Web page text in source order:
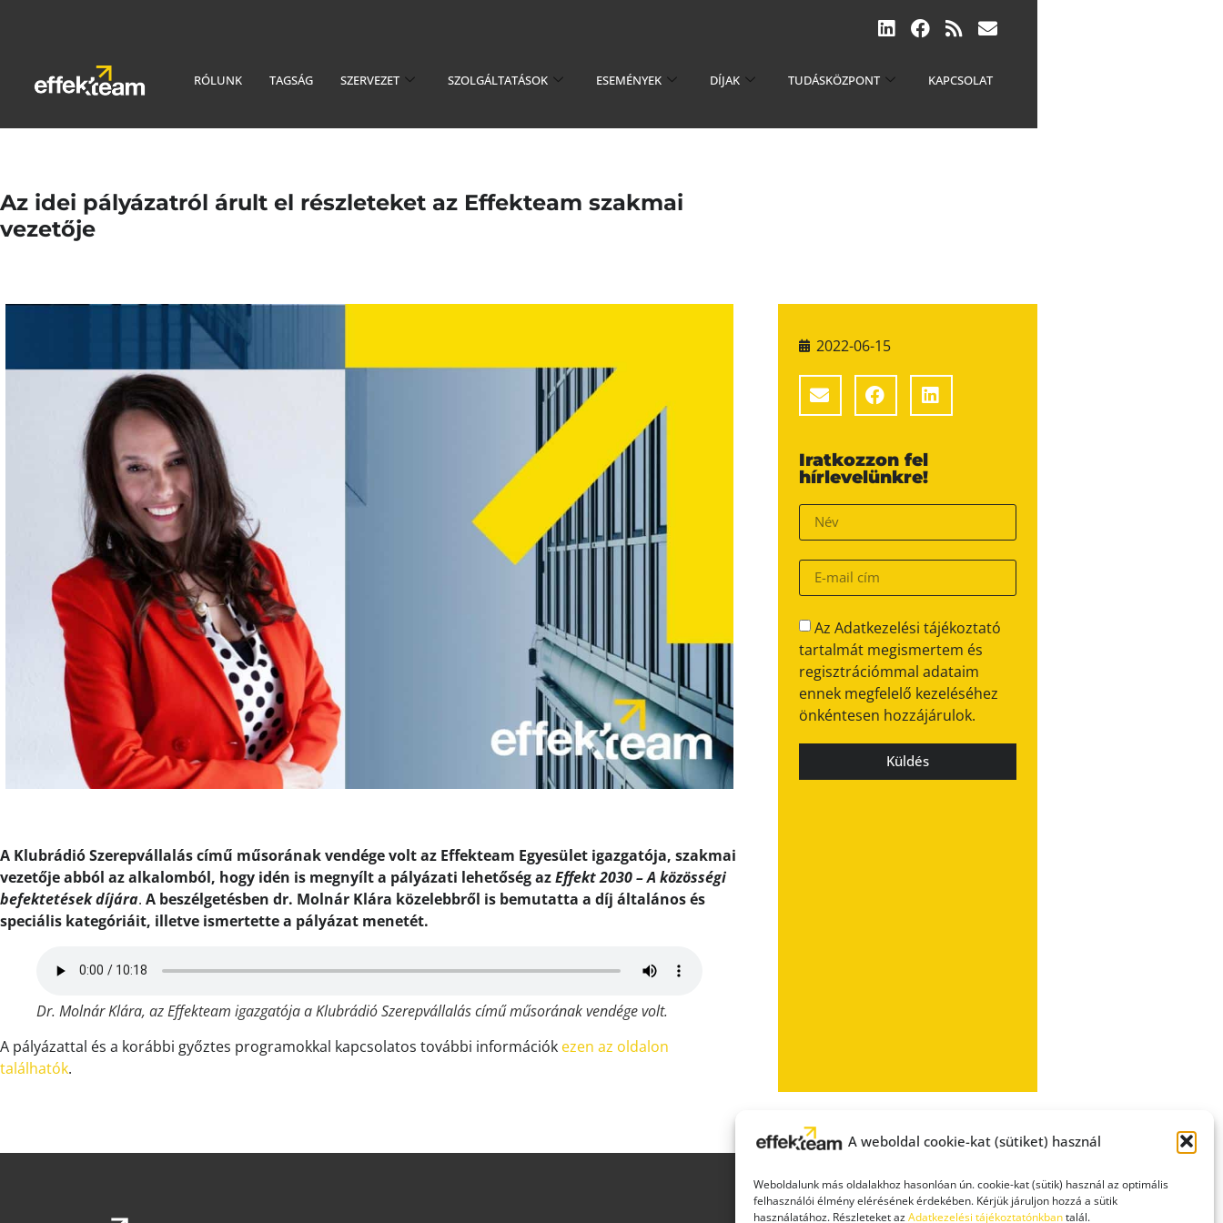
A weboldal cookie-kat (sütiket) használ
Weboldalunk más oldalakhoz hasonlóan ún. cookie-kat (sütik) használ az optimális
felhasználói élmény elérésének érdekében. Kérjük járuljon hozzá a sütik
használatához. Részleteket azAdatkezelési tájékoztatónkbantalál.
RÓLUNK TAGSÁG SZERVEZET SZOLGÁLTATÁSOK ESEMÉNYEK DÍJAK TUDÁSKÖZPONT KAPCSOLAT
Az idei pályázatról árult el részleteket az Effekteam szakmai
vezetője
A Klubrádió Szerepvállalás című műsorának vendége volt az Effekteam Egyesület igazgatója, szakmai
vezetője abból az alkalomból, hogy idén is megnyílt a pályázati lehetőség azEffekt 2030 – A közösségi
befektetések díjára. A beszélgetésben dr. Molnár Klára közelebbről is bemutatta a díj általános és
speciális kategóriáit, illetve ismertette a pályázat menetét.
Dr. Molnár Klára, az Effekteam igazgatója a Klubrádió Szerepvállalás című műsorának vendége volt.
A pályázattal és a korábbi győztes programokkal kapcsolatos további információk ezen az oldalon
találhatók.
2022-06-15
Iratkozzon fel
hírlevelünkre!
Az Adatkezelési tájékoztató
tartalmát megismertem és
regisztrációmmal adataim
ennek megfelelő kezeléséhez
önkéntesen hozzájárulok.
Küldés